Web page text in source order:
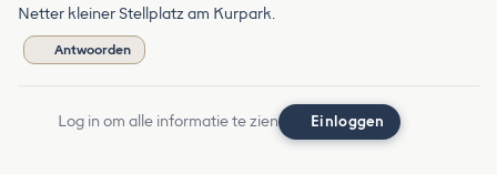
Netter kleiner Stellplatz am Kurpark.
Antwoorden
Log in om alle informatie te zien Einloggen